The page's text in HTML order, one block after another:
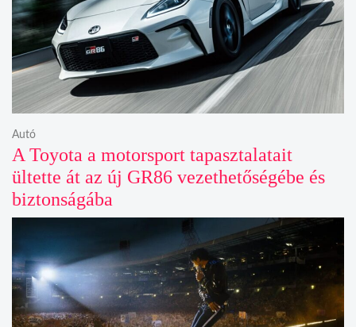
A Toyota a motorsport tapasztalatait
ültette át az új GR86 vezethetőségébe és
biztonságába
Autó